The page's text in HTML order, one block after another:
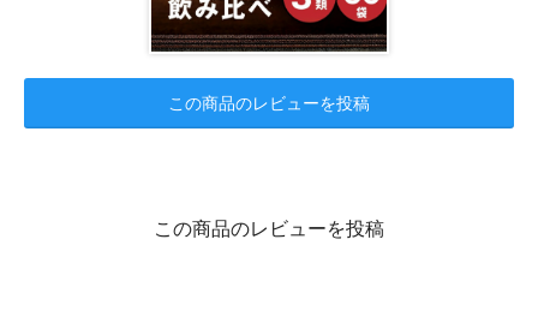
この商品のレビューを投稿
この商品のレビューを投稿